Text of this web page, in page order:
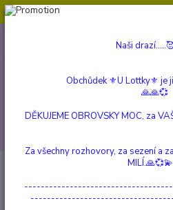
CZK
VETERINÁRNÍ PRODUKTY
FYTOVET
Naši
Obchůdek ⚜️U Lottky⚜️ je
🙏🙏💞
DĚKUJEME OBROVSKY MOC, za
Za všechny rozhovory, za sezení a